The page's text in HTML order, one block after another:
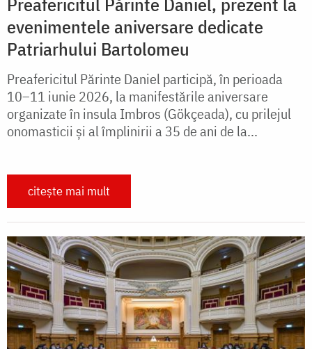
evenimentele aniversare dedicate
Patriarhului Bartolomeu
Preafericitul Părinte Daniel participă, în perioada
10–11 iunie 2026, la manifestările aniversare
organizate în insula Imbros (Gökçeada), cu prilejul
onomasticii și al împlinirii a 35 de ani de la...
citește mai mult